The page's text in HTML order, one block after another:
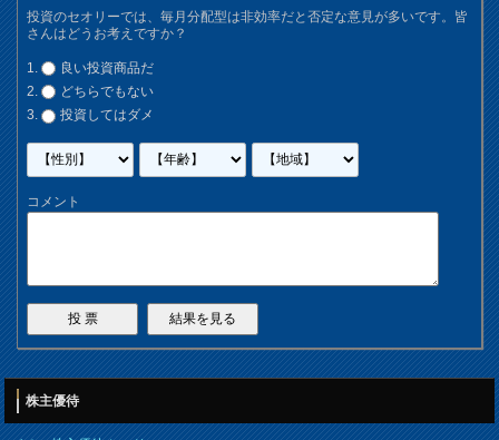
投資のセオリーでは、毎月分配型は非効率だと否定な意見が多いです。皆
さんはどうお考えですか？
良い投資商品だ
どちらでもない
投資してはダメ
コメント
株主優待